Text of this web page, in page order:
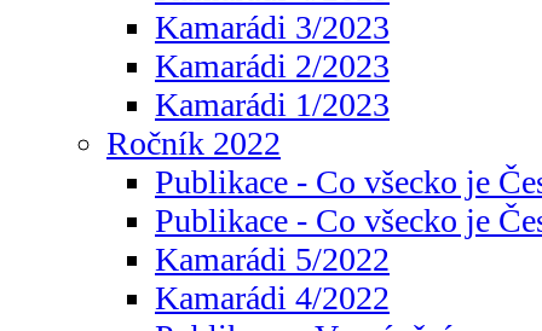
Kamarádi 3/2023
Kamarádi 2/2023
Kamarádi 1/2023
Ročník 2022
Publikace - Co všecko je
Publikace - Co všecko je
Kamarádi 5/2022
Kamarádi 4/2022